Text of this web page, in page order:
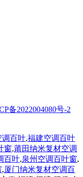
备2022004080号-2
调百叶,福建空调百叶
窗,莆田纳米复材空调
百叶,泉州空调百叶窗,
,厦门纳米复材空调百